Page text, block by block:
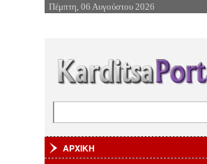
Επιστροφή στην Πλοήγηση
Πέμπτη, 06 Αυγούστου 2026
ΑΡΧΙΚΗ